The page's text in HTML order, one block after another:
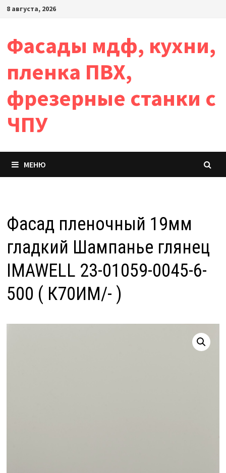
Перейти
8 августа, 2026
Фасады мдф, кухни,
пленка ПВХ,
фрезерные станки с
ЧПУ
МЕНЮ
Фасад пленочный 19мм
гладкий Шампанье глянец
IMAWELL 23-01059-0045-6-
500 ( К70ИМ/- )